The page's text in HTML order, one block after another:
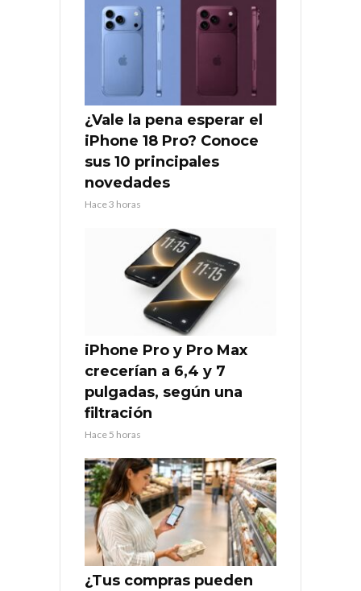
¿Vale la pena esperar el
iPhone 18 Pro? Conoce
sus 10 principales
novedades
Hace 3 horas
iPhone Pro y Pro Max
crecerían a 6,4 y 7
pulgadas, según una
filtración
Hace 5 horas
¿Tus compras pueden